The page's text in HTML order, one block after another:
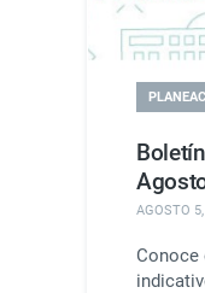
AGOSTO
Conoce